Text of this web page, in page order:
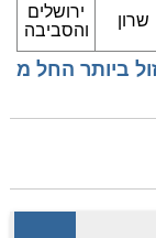
שרון
ירושלים
והסביבה
ביותר החל מ